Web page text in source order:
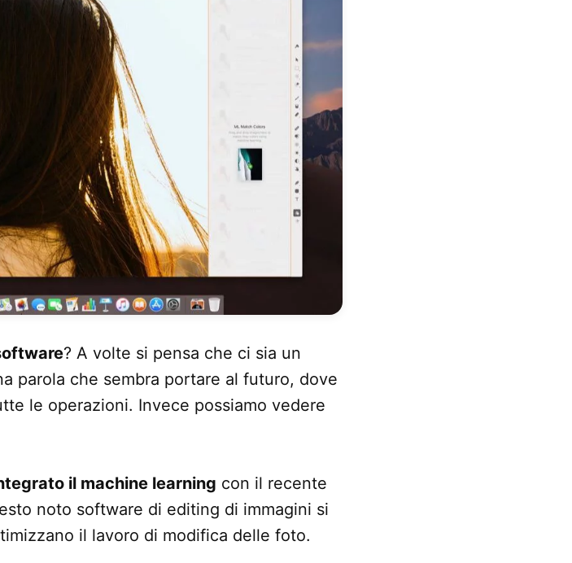
? A volte si pensa che ci sia un
parola che sembra portare al futuro, dove
le operazioni. Invece possiamo vedere
il machine learning con il recente
noto software di editing di immagini si
il lavoro di modifica delle foto.